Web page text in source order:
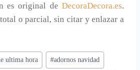
es original de DecoraDecora.es.
o parcial, sin citar y enlazar a
ultima hora #adornos navidad